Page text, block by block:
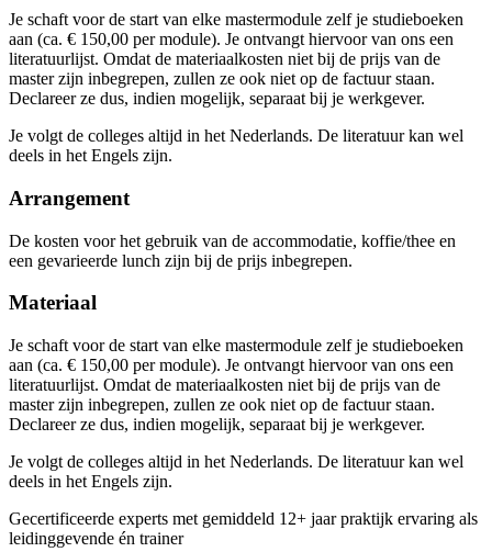
Je schaft voor de start van elke mastermodule zelf je studieboeken
aan (ca. € 150,00 per module). Je ontvangt hiervoor van ons een
literatuurlijst. Omdat de materiaalkosten niet bij de prijs van de
master zijn inbegrepen, zullen ze ook niet op de factuur staan.
Declareer ze dus, indien mogelijk, separaat bij je werkgever.
Je volgt de colleges altijd in het Nederlands. De literatuur kan wel
deels in het Engels zijn.
Arrangement
De kosten voor het gebruik van de accommodatie, koffie/thee en
een gevarieerde lunch zijn bij de prijs inbegrepen.
Materiaal
Je schaft voor de start van elke mastermodule zelf je studieboeken
aan (ca. € 150,00 per module). Je ontvangt hiervoor van ons een
literatuurlijst. Omdat de materiaalkosten niet bij de prijs van de
master zijn inbegrepen, zullen ze ook niet op de factuur staan.
Declareer ze dus, indien mogelijk, separaat bij je werkgever.
Je volgt de colleges altijd in het Nederlands. De literatuur kan wel
deels in het Engels zijn.
Gecertificeerde experts met gemiddeld 12+ jaar praktijk ervaring als
leidinggevende én trainer